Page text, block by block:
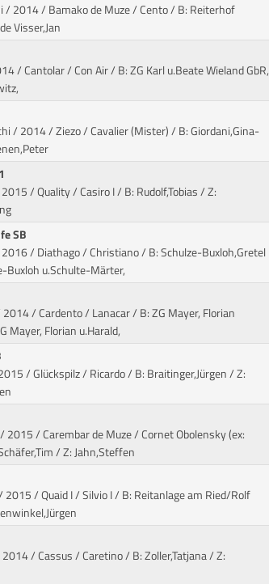
/ 2014 / Bamako de Muze / Cento/ B: Reiterhof
Visser,Jan
/ Cantolar / Con Air/ B: ZG Karl u.Beate Wieland GbR,
/ 2014 / Ziezo / Cavalier (Mister)/ B: Giordani,Gina-
/ Quality / Casiro I/ B: Rudolf,Tobias / Z:
SB
/ Diathago / Christiano/ B: Schulze-Buxloh,Gretel
Buxloh u.Schulte-Märter,
/ Cardento / Lanacar/ B: ZG Mayer, Florian
Mayer, Florian u.Harald,
/ Glückspilz / Ricardo/ B: Braitinger,Jürgen / Z:
2015 / Carembar de Muze / Cornet Obolensky (ex:
/ Z: Jahn,Steffen
/ Quaid I / Silvio I/ B: Reitanlage am Ried/Rolf
/ Cassus / Caretino/ B: Zoller,Tatjana / Z: